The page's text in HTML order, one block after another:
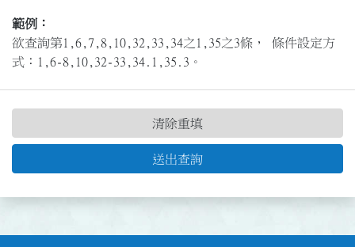
範例：
欲查詢第1,6,7,8,10,32,33,34之1,35之3條， 條件設定方
式：1,6-8,10,32-33,34.1,35.3。
送出查詢
清除重填